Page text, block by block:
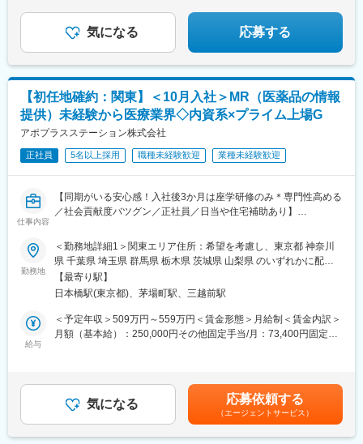
配属後は担当マネージャーが丁寧に支援します。日々の仕事の悩
みや、キャリア形成の相談等、伴走者として活躍をサポートしま
す。また知識・スキルレベルを上げるために様々な研修をご用意
変更の範囲：会社の定める業務
気になる 応募する
【初任地確約：関東】＜10月入社＞MR（医薬品の情報
提供）未経験から医療業界◇内資系×プライム上場G
アポプラスステーション株式会社
正社員 5名以上採用 職種未経験歓迎 業種未経験歓迎
仕事内容
【同期がいる安心感！入社後3か月は座学研修のみ＊専門性高める
／社会貢献度バツグン／正社員／日当や住宅補助あり】
★本ポジションは、未経験から医療業界で活躍できます！
・医療を通じて社会に貢献したい
・仕事を通じて学びを深め自己の成長を実感したい
・専門職として知識、技能を身に付けたい
・内資系の安定企業で働きたい
という方にはおススメです！
＜2人に1人は未経験入社、75%は異業種からの転職者です＞
品に関する情報提供を行います。
勤務地
＜勤務地詳細1＞関東エリア住所：希望を考慮し、東京都 神奈川
県 千葉県 埼玉県 群馬県 栃木県 茨城県 山梨県 のいずれかに配属
致します。受動喫煙対策：屋内全面禁煙＜勤務地詳細2＞本社住
所：東京都中央区日本橋2-14-1 フロントプレイス日本橋勤務地最
更の範囲：会社の定める事業所
【最寄り駅】
日本橋駅(東京都)、茅場町駅、三越前駅
給与
＜予定年収＞509万円～559万円＜賃金形態＞月給制＜賃金内訳＞
月額（基本給）：250,000円その他固定手当/月：73,400円固定残
どを考慮し、規定により決定します。※年収の他に別途日当（月額
3～4万円）・諸手当有昇給：年1回★頑張りに応じて年収UP★赴
任先の評価次第で大幅に年収をUPできます。（年2回業績給改
定）賃金はあくまでも目安の金額であり、選考を通じて上下する
気になる 応募依頼する
（エージェントサービス）